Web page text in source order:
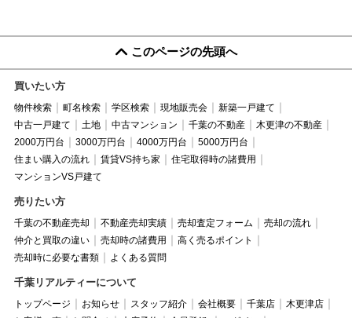
このページの先頭へ
買いたい方
物件検索 町名検索 学区検索 現地販売会
新築一戸建て
中古一戸建て
土地 中古マンション 千葉の不動産
木更津の不動産
2000万円台
3000万円台 4000万円台
5000万円台
住まい購入の流れ
賃貸VS持ち家
住宅取得時の諸費用
マンションVS戸建て
売りたい方
千葉の不動産売却 不動産売却実績 売却査定フォーム
売却の流れ
仲介と買取の違い
売却時の諸費用
高く売るポイント
売却時に必要な書類
よくある質問
千葉リアルティーについて
トップページ お知らせ スタッフ紹介 会社概要 千葉店
木更津店